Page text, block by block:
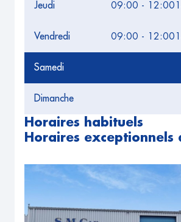
Jeudi 09:00 - 12:00
Vendredi 09:00 - 12:00
Samedi
Dimanche
Horaires habituels
Horaires exceptionnels